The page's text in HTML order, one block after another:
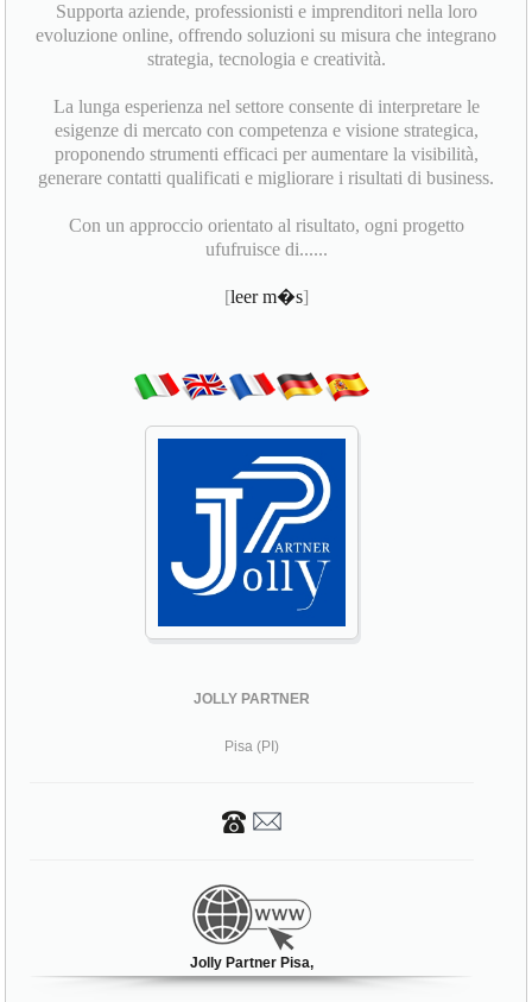
Supporta aziende, professionisti e imprenditori nella loro
evoluzione online, offrendo soluzioni su misura che integrano
strategia, tecnologia e creatività.
La lunga esperienza nel settore consente di interpretare le
esigenze di mercato con competenza e visione strategica,
proponendo strumenti efficaci per aumentare la visibilità,
generare contatti qualificati e migliorare i risultati di business.
Con un approccio orientato al risultato, ogni progetto
ufufruisce di......
[leer m�s]
JOLLY PARTNER
Pisa (PI)
Jolly Partner Pisa,